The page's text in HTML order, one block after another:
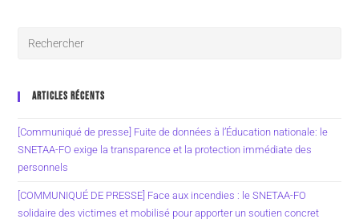
ARTICLES RÉCENTS
[Communiqué de presse] Fuite de données à l’Éducation nationale: le
SNETAA-FO exige la transparence et la protection immédiate des
personnels
[COMMUNIQUÉ DE PRESSE] Face aux incendies : le SNETAA-FO
solidaire des victimes et mobilisé pour apporter un soutien concret